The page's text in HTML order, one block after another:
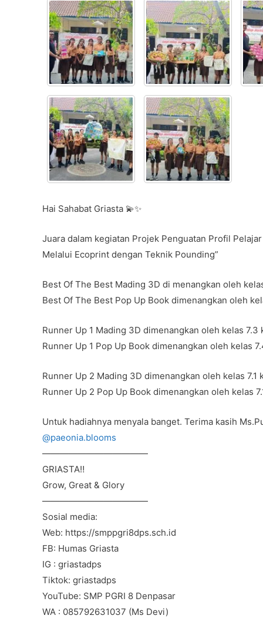
c
e
b
o
o
k
itt
er
at
s
A
p
p
gr
m
ar
e
Hai Sahabat Griasta 💫✨
Juara dalam kegiatan Projek Penguatan Profil
Melalui Ecoprint dengan Teknik Pounding”
Best Of The Best Mading 3D di menangkan oleh
Best Of The Best Pop Up Book dimenangkan oleh
Runner Up 1 Mading 3D dimenangkan oleh kelas 7.3
Runner Up 1 Pop Up Book dimenangkan oleh kelas
Runner Up 2 Mading 3D dimenangkan oleh kelas 7.1
Runner Up 2 Pop Up Book dimenangkan oleh kelas
Untuk hadiahnya menyala banget. Terima kasih
@paeonia.blooms
————————————
GRIASTA‼️
Grow, Great & Glory
————————————
Sosial media:
Web: https://smppgri8dps.sch.id
FB: Humas Griasta
IG : griastadps
Tiktok: griastadps
YouTube: SMP PGRI 8 Denpasar
WA : 085792631037 (Ms Devi)